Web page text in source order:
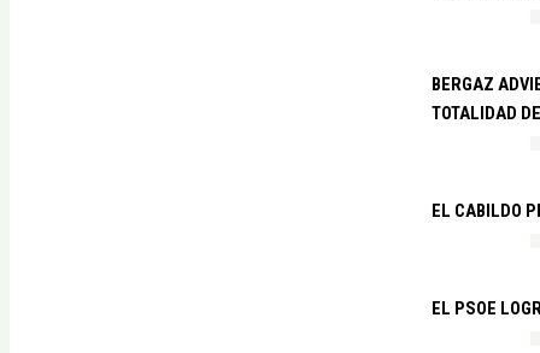
BERGAZ
TOTALIDAD
EL CABILDO
EL PSOE